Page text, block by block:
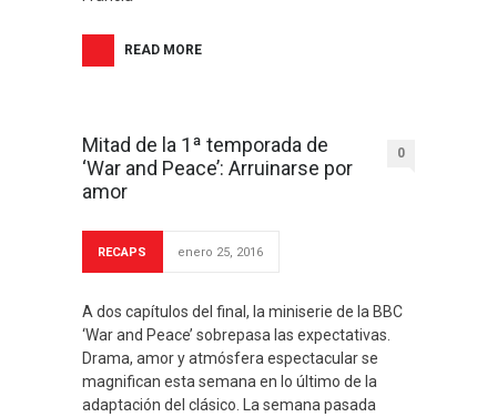
READ MORE
Mitad de la 1ª temporada de
‘War and Peace’: Arruinarse por
amor
0
RECAPS enero 25, 2016
A dos capítulos del final, la miniserie de la BBC
‘War and Peace’ sobrepasa las expectativas.
Drama, amor y atmósfera espectacular se
magnifican esta semana en lo último de la
adaptación del clásico. La semana pasada